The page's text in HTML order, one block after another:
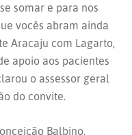
somar e para nos
vocês abram ainda
Aracaju com Lagarto,
apoio aos pacientes
o assessor geral
do convite.
Balbino,